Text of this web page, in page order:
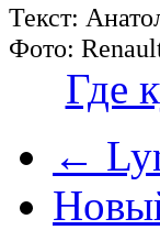
Текст:
Фото:
Где
←